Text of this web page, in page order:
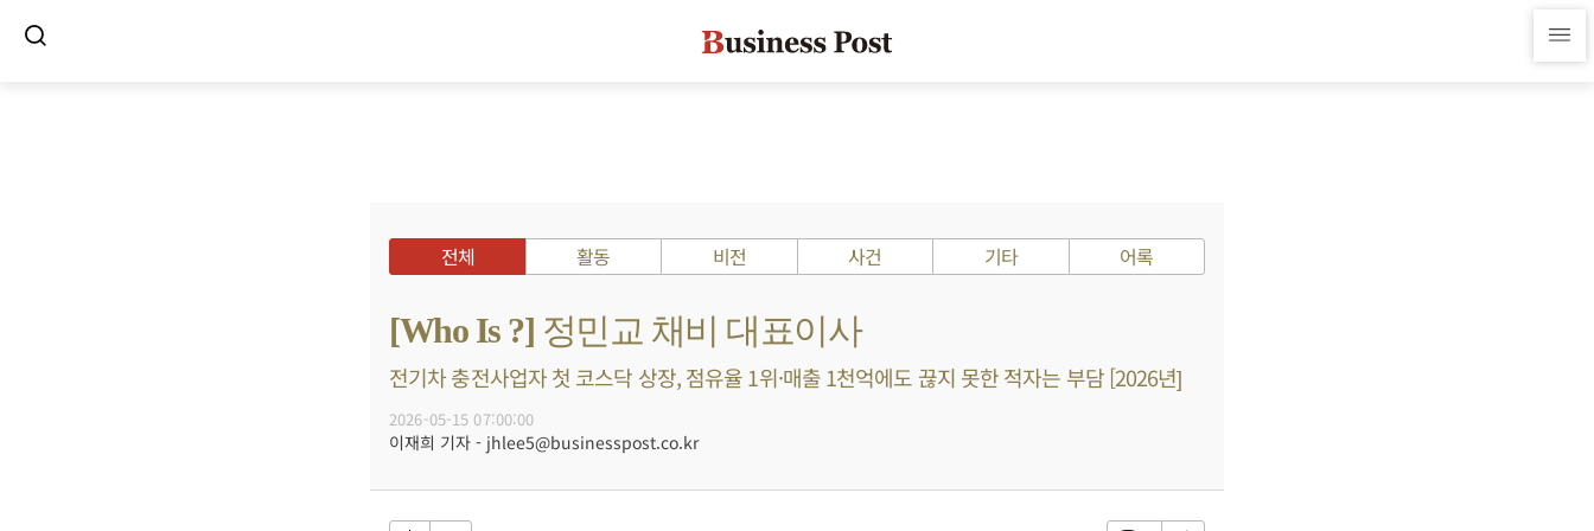
전체 활동 비전 사건 기타 어록
[Who Is ?] 정민교 채비 대표이사
전기차 충전사업자 첫 코스닥 상장, 점유율 1위·매출 1천억에도 끊지 못한 적자는 부담 [2026년]
2026-05-15 07:00:00
이재희 기자 - jhlee5@businesspost.co.kr